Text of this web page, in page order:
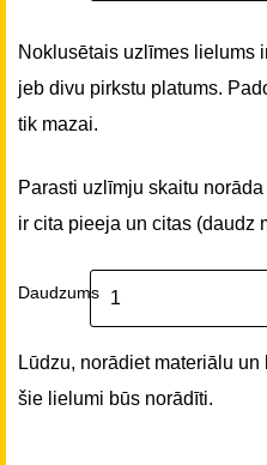
Noklusētais uzlīmes lielums
jeb divu pirkstu platums.
tik mazai.
Parasti uzlīmju skaitu
ir cita pieeja un citas (daudz
Daudzums
Lūdzu, norādiet materiālu
šie lielumi būs norādīti.